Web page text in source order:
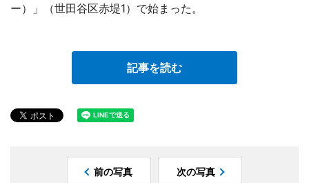
ー）」（世田谷区赤堤1）で始まった。
記事を読む
前の写真 次の写真